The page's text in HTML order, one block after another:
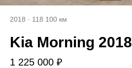
2018 · 118 100 км
Kia Morning 2018
1 225 000 ₽